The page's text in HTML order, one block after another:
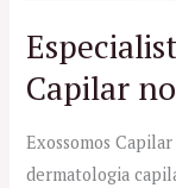
Capilar
Exossomos
dermatologia